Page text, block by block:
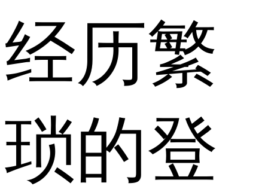
经历繁
琐的登